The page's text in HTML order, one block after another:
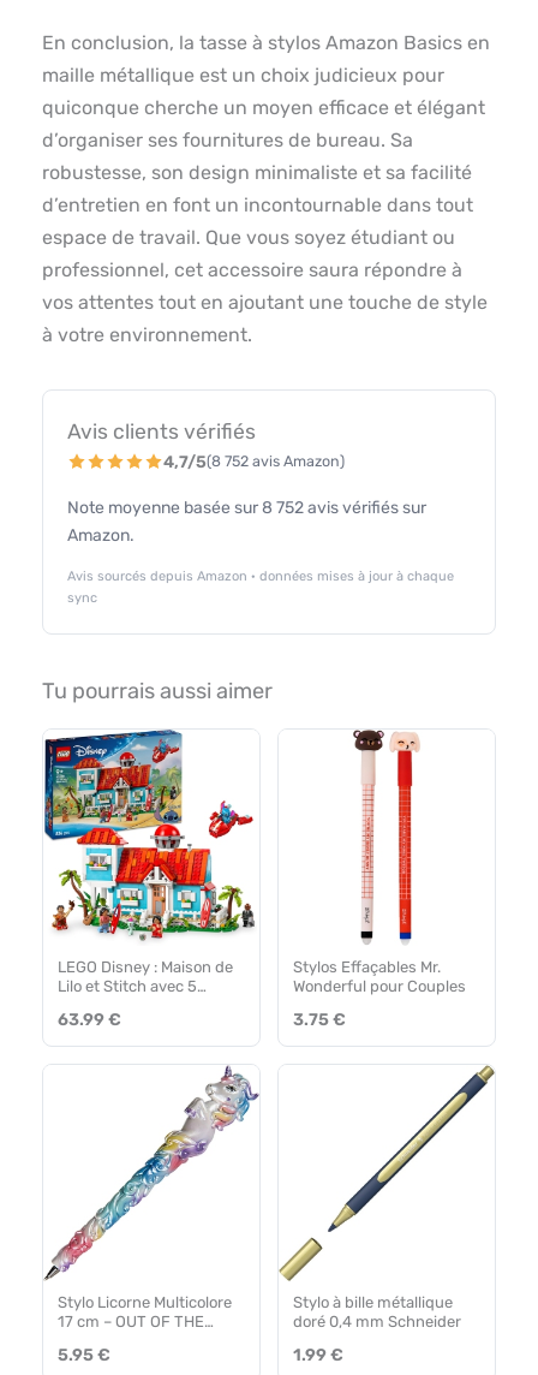
En conclusion, la tasse à stylos Amazon Basics en
maille métallique est un choix judicieux pour
quiconque cherche un moyen efficace et élégant
d’organiser ses fournitures de bureau. Sa
robustesse, son design minimaliste et sa facilité
d’entretien en font un incontournable dans tout
espace de travail. Que vous soyez étudiant ou
professionnel, cet accessoire saura répondre à
vos attentes tout en ajoutant une touche de style
à votre environnement.
Avis clients vérifiés
4,7/5(8 752 avis Amazon)
Note moyenne basée sur 8 752 avis vérifiés sur
Amazon.
Avis sourcés depuis Amazon · données mises à jour à chaque
sync
Tu pourrais aussi aimer
LEGO Disney : Maison de
Lilo et Stitch avec 5
63.99 €
Stylos Effaçables Mr.
Wonderful pour Couples
3.75 €
Stylo Licorne Multicolore
17 cm – OUT OF THE
5.95 €
Stylo à bille métallique
doré 0,4 mm Schneider
1.99 €